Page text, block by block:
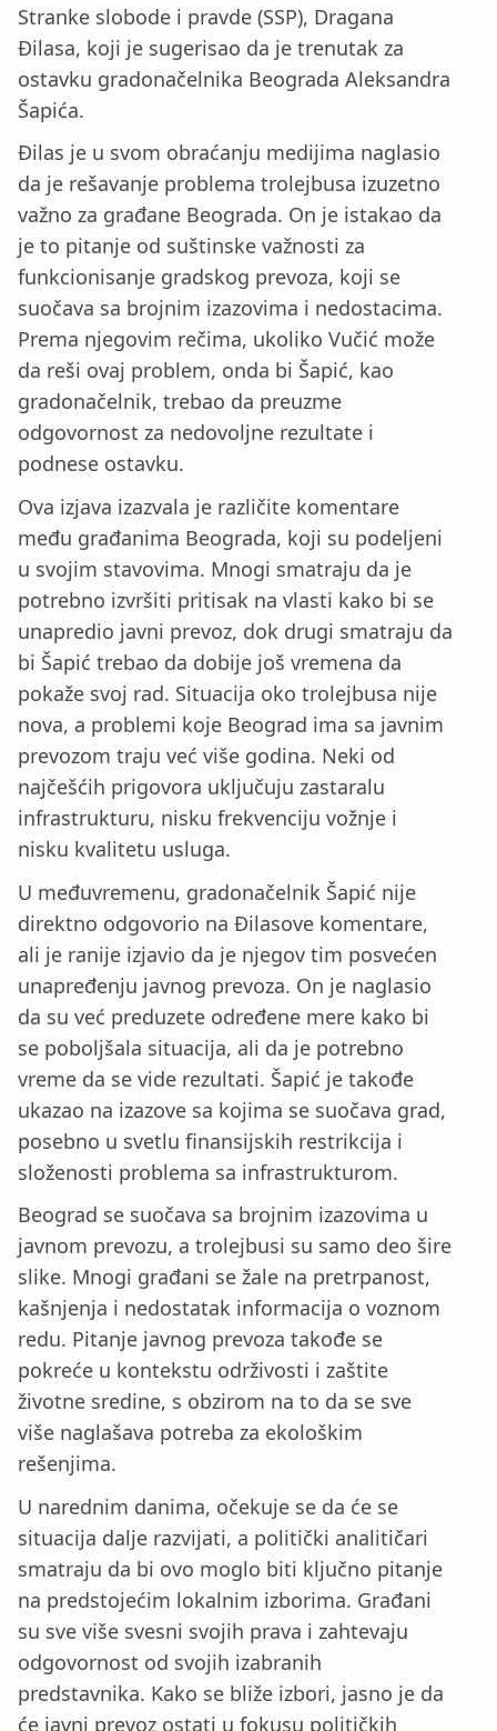
Stranke slobode i pravde (SSP), Dragana
Đilasa, koji je sugerisao da je trenutak za
ostavku gradonačelnika Beograda Aleksandra
Šapića.
Đilas je u svom obraćanju medijima naglasio
da je rešavanje problema trolejbusa izuzetno
važno za građane Beograda. On je istakao da
je to pitanje od suštinske važnosti za
funkcionisanje gradskog prevoza, koji se
suočava sa brojnim izazovima i nedostacima.
Prema njegovim rečima, ukoliko Vučić može
da reši ovaj problem, onda bi Šapić, kao
gradonačelnik, trebao da preuzme
odgovornost za nedovoljne rezultate i
podnese ostavku.
Ova izjava izazvala je različite komentare
među građanima Beograda, koji su podeljeni
u svojim stavovima. Mnogi smatraju da je
potrebno izvršiti pritisak na vlasti kako bi se
unapredio javni prevoz, dok drugi smatraju da
bi Šapić trebao da dobije još vremena da
pokaže svoj rad. Situacija oko trolejbusa nije
nova, a problemi koje Beograd ima sa javnim
prevozom traju već više godina. Neki od
najčešćih prigovora uključuju zastaralu
infrastrukturu, nisku frekvenciju vožnje i
nisku kvalitetu usluga.
U međuvremenu, gradonačelnik Šapić nije
direktno odgovorio na Đilasove komentare,
ali je ranije izjavio da je njegov tim posvećen
unapređenju javnog prevoza. On je naglasio
da su već preduzete određene mere kako bi
se poboljšala situacija, ali da je potrebno
vreme da se vide rezultati. Šapić je takođe
ukazao na izazove sa kojima se suočava grad,
posebno u svetlu finansijskih restrikcija i
složenosti problema sa infrastrukturom.
Beograd se suočava sa brojnim izazovima u
javnom prevozu, a trolejbusi su samo deo šire
slike. Mnogi građani se žale na pretrpanost,
kašnjenja i nedostatak informacija o voznom
redu. Pitanje javnog prevoza takođe se
pokreće u kontekstu održivosti i zaštite
životne sredine, s obzirom na to da se sve
više naglašava potreba za ekološkim
rešenjima.
U narednim danima, očekuje se da će se
situacija dalje razvijati, a politički analitičari
smatraju da bi ovo moglo biti ključno pitanje
na predstojećim lokalnim izborima. Građani
su sve više svesni svojih prava i zahtevaju
odgovornost od svojih izabranih
predstavnika. Kako se bliže izbori, jasno je da
će javni prevoz ostati u fokusu političkih